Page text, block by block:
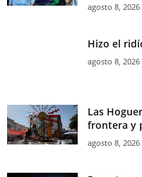
agosto 8, 2026
Hizo el
agosto 8, 2026
Las
frontera y
agosto 8, 2026